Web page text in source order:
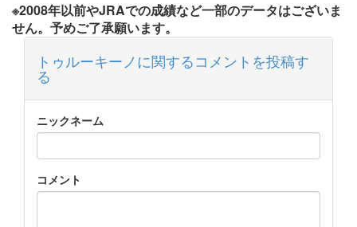
※2008年以前やJRAでの成績など一部のデータはございま
せん。予めご了承願います。
トゥルーキーノに関するコメントを投稿す
る
ニックネーム
コメント